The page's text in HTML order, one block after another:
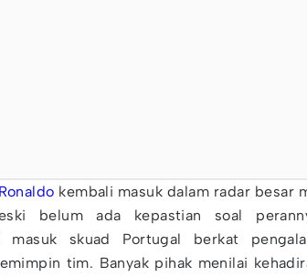
kembali masuk dalam radar besar
belum ada kepastian soal
masuk skuad Portugal berkat
tim. Banyak pihak menilai